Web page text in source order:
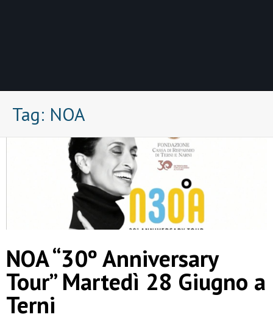
Tag: NOA
NOA “30º Anniversary
Tour” Martedì 28 Giugno a
Terni